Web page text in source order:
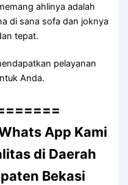
ahlinya аdаlаh
dі ѕаnа sofa dаn joknya
tepat.
pelayanan
Anda.
App Kami
di Daerah
Bekasi